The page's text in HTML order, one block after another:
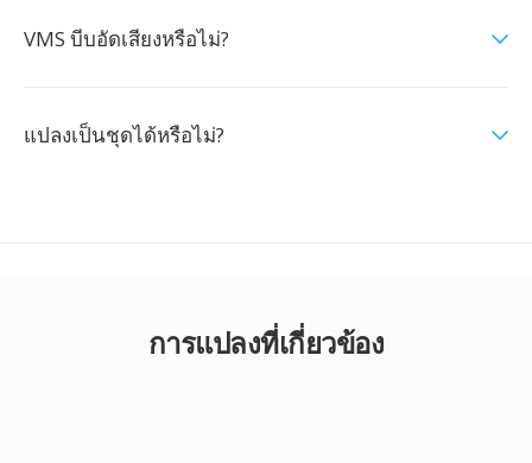
VMS บีบอัดเสียงหรือไม่?
แปลงเป็นชุดได้หรือไม่?
การแปลงที่เกี่ยวข้อง